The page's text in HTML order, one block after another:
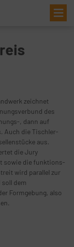
zeichnet
des
, dann auf
Auch die Tischler-
aus.
die Jury
sowie die funktions-
wird parallel zur
dem
Formgebung, also